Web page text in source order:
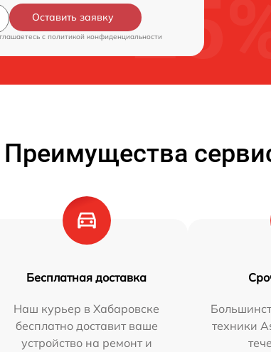
Оставить заявку
c политикой конфиденциальности
Преимущества
Бесплатная доставка
Наш курьер в Хабаровске
бесплатно доставит ваше
устройство на ремонт и
техники